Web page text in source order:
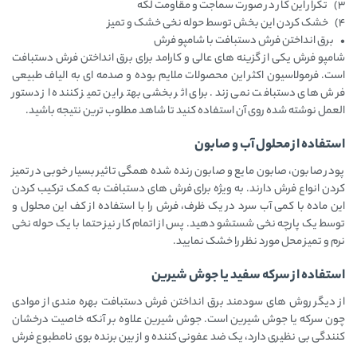
3) تکرار این کار در صورت سماجت و مقاومت لکه
4) خشک کردن این بخش توسط حوله نخی خشک و تمیز
• برق انداختن فرش دستبافت با شامپو فرش
شامپو فرش یکی از گزینه های عالی و کارامد برای برق انداختن فرش دستبافت
است. فرمولاسیون اکثر این محصولات ملایم بوده و صدمه ای به الیاف طبیعی
فرش های دستبافت نمی زند. برای اثر بخشی بهتر این تمیز کننده از دستور
العمل نوشته شده روی آن استفاده کنید تا شاهد مطلوب ترین نتیجه باشید.
استفاده از محلول آب و صابون
پودر صابون، صابون مایع و صابون رنده شده همگی تاثیر بسیار خوبی در تمیز
کردن انواع فرش دارند. به ویژه برای فرش های دستبافت به کمک ترکیب کردن
این ماده با کمی آب سرد در یک ظرف، فرش را با استفاده از کف این محلول و
توسط یک پارچه نخی شستشو دهید. پس از اتمام کار نیز حتما با یک حوله نخی
نرم و تمیز محل مورد نظر را خشک نمایید.
استفاده از سرکه سفید یا جوش شیرین
از دیگر روش های سودمند برق انداختن فرش دستبافت بهره مندی از موادی
چون سرکه یا جوش شیرین است. جوش شیرین علاوه بر آنکه خاصیت درخشان
کنندگی بی نظیری دارد، یک ضد عفونی کننده و از بین برنده بوی نامطبوع فرش